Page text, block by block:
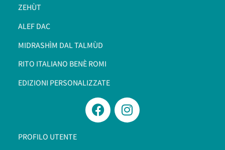
ZEHÙT
ALEF DAC
MIDRASHÌM DAL TALMÙD
RITO ITALIANO BENÈ ROMI​
EDIZIONI PERSONALIZZATE
PROFILO UTENTE